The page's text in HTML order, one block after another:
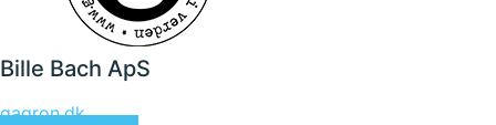
Bille Bach ApS
gagron.dk